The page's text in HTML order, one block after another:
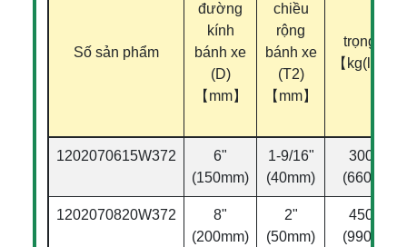
Số sản phẩm
đường
kính
bánh xe
(D)
【mm】
chiều
rộng
bánh xe
(T2)
【mm】
trọng tải
【kg(lbs)】
1202070615W372
6"
(150mm)
1-9/16"
(40mm)
300kg
(660lbs)
1202070820W372
8"
(200mm)
2"
(50mm)
450kg
(990lbs)